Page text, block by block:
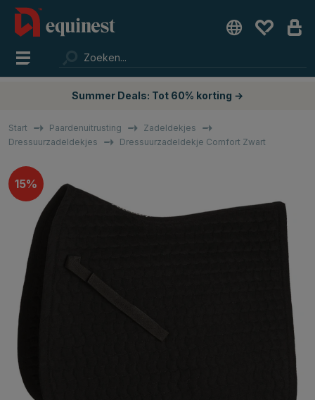
Summer Deals: Tot 60% korting →
Start Paardenuitrusting
Zadeldekjes
Dressuurzadeldekjes
Dressuurzadeldekje Comfort Zwart
15%